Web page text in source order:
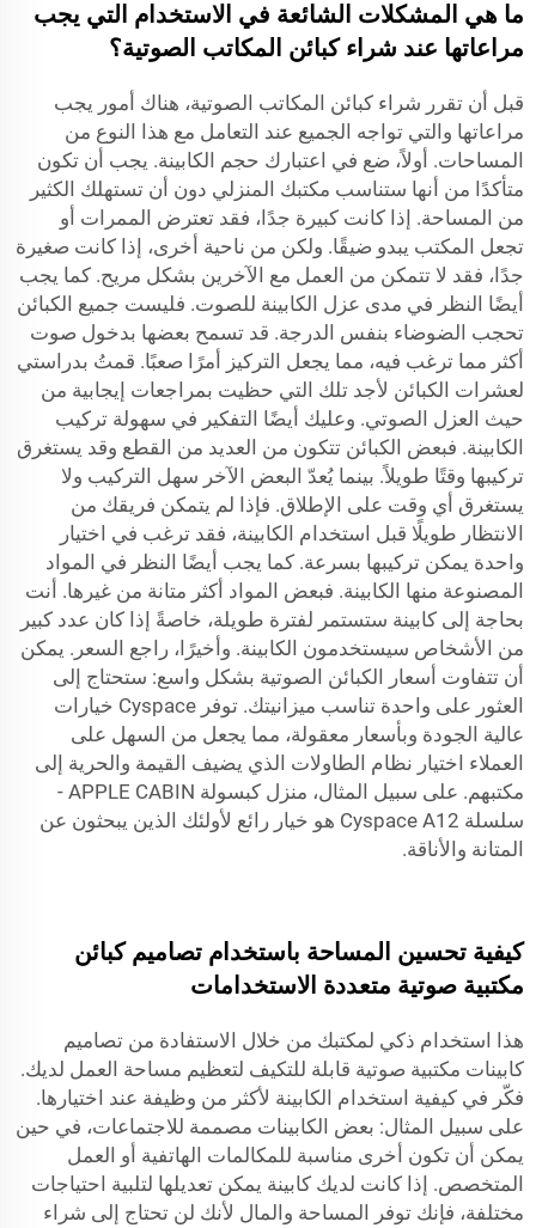
ما هي المشكلات الشائعة في الاستخدام التي يجب
مراعاتها عند شراء كبائن المكاتب الصوتية؟
قبل أن تقرر شراء كبائن المكاتب الصوتية، هناك أمور يجب
مراعاتها والتي تواجه الجميع عند التعامل مع هذا النوع من
المساحات. أولاً، ضع في اعتبارك حجم الكابينة. يجب أن تكون
متأكدًا من أنها ستناسب مكتبك المنزلي دون أن تستهلك الكثير
من المساحة. إذا كانت كبيرة جدًا، فقد تعترض الممرات أو
تجعل المكتب يبدو ضيقًا. ولكن من ناحية أخرى، إذا كانت صغيرة
جدًا، فقد لا تتمكن من العمل مع الآخرين بشكل مريح. كما يجب
أيضًا النظر في مدى عزل الكابينة للصوت. فليست جميع الكبائن
تحجب الضوضاء بنفس الدرجة. قد تسمح بعضها بدخول صوت
أكثر مما ترغب فيه، مما يجعل التركيز أمرًا صعبًا. قمتُ بدراستي
لعشرات الكبائن لأجد تلك التي حظيت بمراجعات إيجابية من
حيث العزل الصوتي. وعليك أيضًا التفكير في سهولة تركيب
الكابينة. فبعض الكبائن تتكون من العديد من القطع وقد يستغرق
تركيبها وقتًا طويلاً. بينما يُعدّ البعض الآخر سهل التركيب ولا
يستغرق أي وقت على الإطلاق. فإذا لم يتمكن فريقك من
الانتظار طويلًا قبل استخدام الكابينة، فقد ترغب في اختيار
واحدة يمكن تركيبها بسرعة. كما يجب أيضًا النظر في المواد
المصنوعة منها الكابينة. فبعض المواد أكثر متانة من غيرها. أنت
بحاجة إلى كابينة ستستمر لفترة طويلة، خاصةً إذا كان عدد كبير
من الأشخاص سيستخدمون الكابينة. وأخيرًا، راجع السعر. يمكن
أن تتفاوت أسعار الكبائن الصوتية بشكل واسع: ستحتاج إلى
العثور على واحدة تناسب ميزانيتك. توفر Cyspace خيارات
عالية الجودة وبأسعار معقولة، مما يجعل من السهل على
العملاء اختيار نظام الطاولات الذي يضيف القيمة والحرية إلى
مكتبهم. على سبيل المثال،
منزل كبسولة APPLE CABIN -
سلسلة Cyspace A12
هو خيار رائع لأولئك الذين يبحثون عن
المتانة والأناقة.
كيفية تحسين المساحة باستخدام تصاميم كبائن
مكتبية صوتية متعددة الاستخدامات
هذا استخدام ذكي لمكتبك من خلال الاستفادة من تصاميم
كابينات مكتبية صوتية قابلة للتكيف لتعظيم مساحة العمل لديك.
فكّر في كيفية استخدام الكابينة لأكثر من وظيفة عند اختيارها.
على سبيل المثال: بعض الكابينات مصممة للاجتماعات، في حين
يمكن أن تكون أخرى مناسبة للمكالمات الهاتفية أو العمل
المتخصص. إذا كانت لديك كابينة يمكن تعديلها لتلبية احتياجات
مختلفة، فإنك توفر المساحة والمال لأنك لن تحتاج إلى شراء